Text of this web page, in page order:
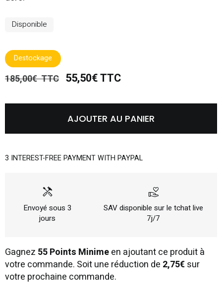
Disponible
Destockage
185,00€ TTC 55,50€ TTC
AJOUTER AU PANIER
3 INTEREST-FREE PAYMENT WITH PAYPAL
handyman
Envoyé sous 3
jours
volunteer_activism
SAV disponible sur le tchat live
7j/7
Gagnez 55 Points Minimeen ajoutant ce produit à
votre commande. Soit une réduction de 2,75€sur
votre prochaine commande.